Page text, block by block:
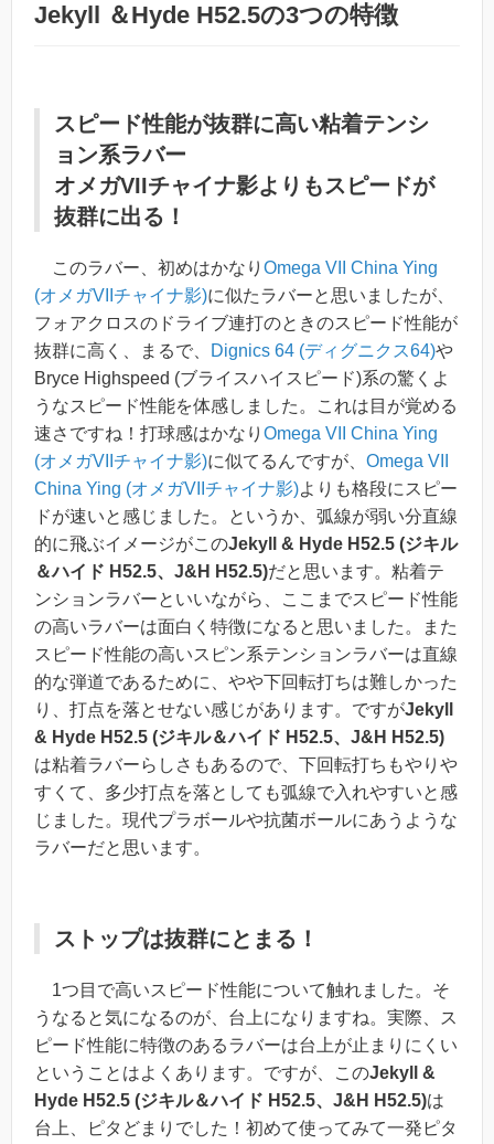
Jekyll ＆Hyde H52.5の3つの特徴
スピード性能が抜群に高い粘着テンシ
ョン系ラバー
オメガVIIチャイナ影よりもスピードが
抜群に出る！
このラバー、初めはかなり Omega VII China Ying
(オメガVIIチャイナ影)に似たラバーと思いましたが、
フォアクロスのドライブ連打のときのスピード性能が
抜群に高く、まるで、
Dignics 64 (ディグニクス64)や
Bryce Highspeed (ブライスハイスピード)系の驚くよ
うなスピード性能を体感しました。これは目が覚める
速さですね！打球感はかなり Omega VII China Ying
(オメガVIIチャイナ影)に似てるんですが、 Omega VII
China Ying (オメガVIIチャイナ影)よりも格段にスピー
ドが速いと感じました。というか、弧線が弱い分直線
的に飛ぶイメージがこのJekyll & Hyde H52.5 (ジキル
＆ハイド H52.5、J&H H52.5)だと思います。粘着テ
ンションラバーといいながら、ここまでスピード性能
の高いラバーは面白く特徴になると思いました。また
スピード性能の高いスピン系テンションラバーは直線
的な弾道であるために、やや下回転打ちは難しかった
り、打点を落とせない感じがあります。ですがJekyll
& Hyde H52.5 (ジキル＆ハイド H52.5、J&H H52.5)
は粘着ラバーらしさもあるので、下回転打ちもやりや
すくて、多少打点を落としても弧線で入れやすいと感
じました。現代プラボールや抗菌ボールにあうような
ラバーだと思います。
ストップは抜群にとまる！
1つ目で高いスピード性能について触れました。そ
うなると気になるのが、台上になりますね。実際、ス
ピード性能に特徴のあるラバーは台上が止まりにくい
ということはよくあります。ですが、このJekyll &
Hyde H52.5 (ジキル＆ハイド H52.5、J&H H52.5)は
台上、ピタどまりでした！初めて使ってみて一発ピタ